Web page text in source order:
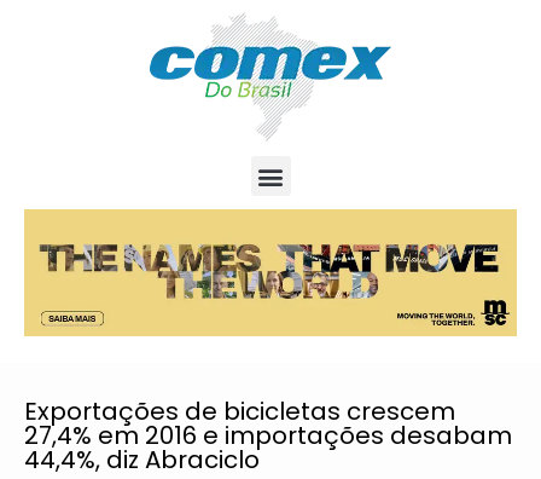
Exportações de bicicletas crescem
27,4% em 2016 e importações desabam
44,4%, diz Abraciclo